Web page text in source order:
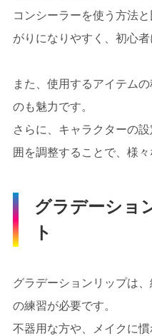
コンシーラーを使う方法
がりになりやすく、初心者
また、使用するアイテム
のも魅力です。
さらに、キャラクターの
囲を調整することで、様
グラデーショ
ト
グラデーションリップは
の練習が必要です。
不器用な方や、メイクに